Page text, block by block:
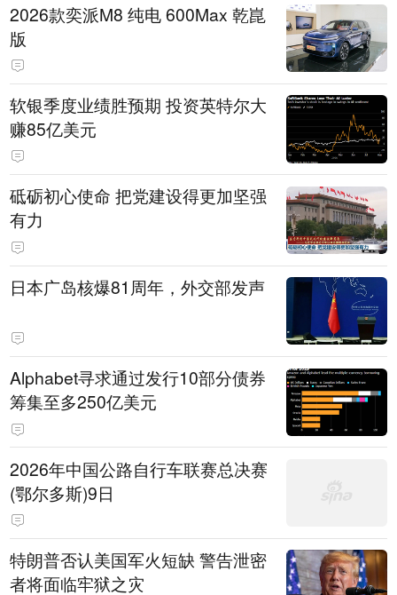
2026款奕派M8 纯电 600Max 乾崑
版
软银季度业绩胜预期 投资英特尔大
赚85亿美元
砥砺初心使命 把党建设得更加坚强
有力
日本广岛核爆81周年，外交部发声
Alphabet寻求通过发行10部分债券
筹集至多250亿美元
2026年中国公路自行车联赛总决赛
(鄂尔多斯)9日
特朗普否认美国军火短缺 警告泄密
者将面临牢狱之灾